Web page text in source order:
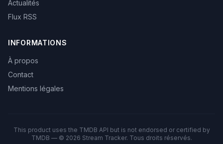
Actualités
Flux RSS
INFORMATIONS
À propos
Contact
Mentions légales
This product uses the TMDB API but is not endorsed or certified by
TMDB — © 2026 Stream Tracker. Tous droits réservés.